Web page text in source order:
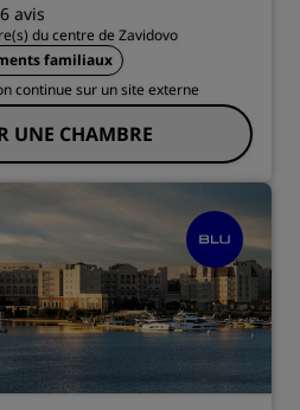
avis
du centre de Zavidovo
familiaux
continue sur un site externe
UNE CHAMBRE